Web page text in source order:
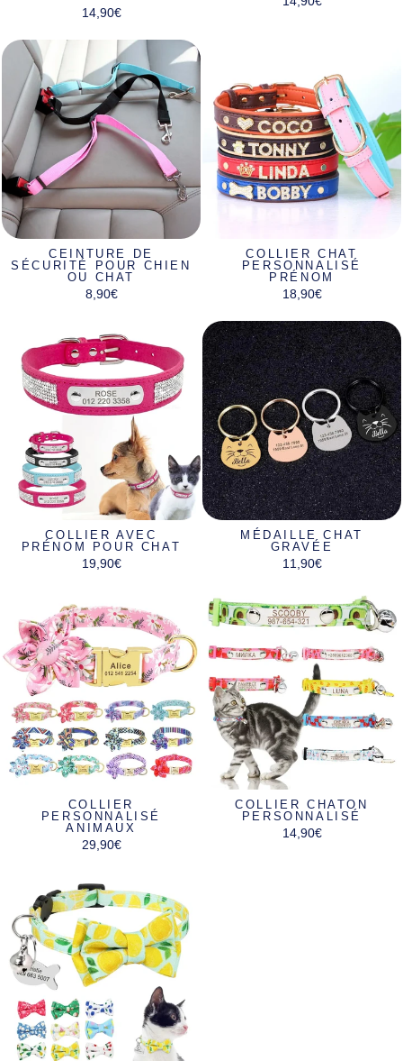
14,90€
CEINTURE DE
SÉCURITÉ POUR CHIEN
OU CHAT
8,90€
COLLIER CHAT
PERSONNALISÉ
PRÉNOM
18,90€
COLLIER AVEC
PRÉNOM POUR CHAT
19,90€
MÉDAILLE CHAT
GRAVÉE
11,90€
COLLIER
PERSONNALISÉ
ANIMAUX
29,90€
COLLIER CHATON
PERSONNALISÉ
14,90€